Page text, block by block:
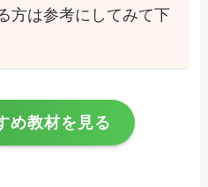
方は参考にしてみて下
め教材を見る